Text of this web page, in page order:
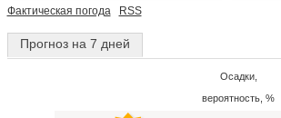
Фактическая погода RSS
Прогноз на 7 дней
Осадки,
вероятность, %